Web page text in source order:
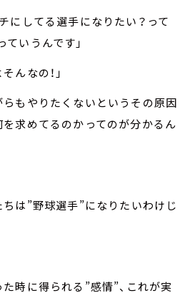
にしてる選手になりたい？って
いうんです」
んなの！」
らもやりたくないというその原因
を求めてるのかってのが分かるん
ちは”野球選手”になりたいわけじ
時に得られる”感情”、これが実